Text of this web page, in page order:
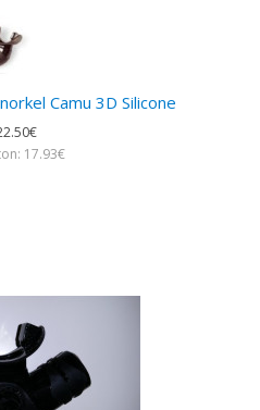
Camu 3D Silicone
17.93€